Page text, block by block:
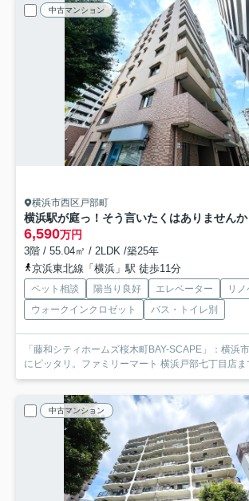
中古マンション
横浜市西区戸部町
6,590万円
3階 / 55.04㎡ / 2LDK /築25年
京浜東北線「横浜」駅 徒歩11分
ペット相談 陽当り良好 エレベーター
リ
ウォークインクロゼット
バス・トイレ別
「藤和シティホームズ桜木町BAY-SCAPE」：横浜
にピッタリ。ファミリーマート 横浜戸部七丁目店ま
中古マンション